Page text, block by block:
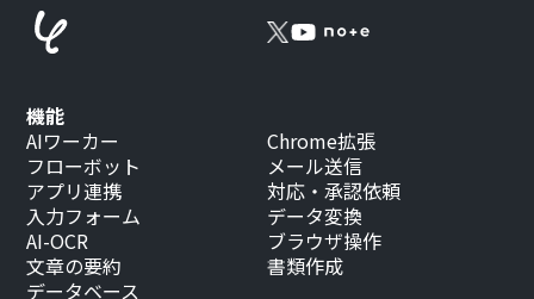
機能
AIワーカー
フローボット
アプリ連携
入力フォーム
AI-OCR
文章の要約
データベース
Chrome拡張
メール送信
対応・承認依頼
データ変換
ブラウザ操作
書類作成